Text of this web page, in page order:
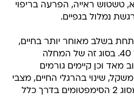
טשטוש ראייה, הפרעה בריפוי
נמלול בגפיים.
2 מתפתחת בשלב מאוחר יותר בחיים,
בדרך כלל לאחר גיל 40. בסוג זה של המחלה
וכן קיימים גורמים
משקל, שינוי בהרגלי החיים, מצבי
לחץ ועוד. בסוכרת מסוג 2 הסימפטומים בדרך כלל